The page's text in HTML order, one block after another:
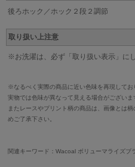
後ろホック／ホック２段２調節
取り扱い上注意
※お洗濯は、必ず「取り扱い表示」に
※なるべく実際の商品に近い色味を再現して
実物では色味が異なって見える場合がございま
またレースやプリント柄の商品は、画像とは
めご了承下さい。
関連キーワード：Wacoal ボリューマライズブ